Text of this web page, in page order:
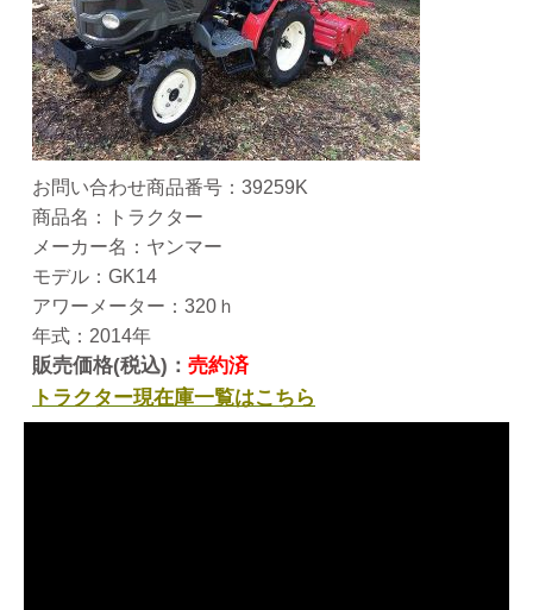
お問い合わせ商品番号：39259K
商品名：トラクター
メーカー名：ヤンマー
モデル：GK14
アワーメーター：320ｈ
年式：2014年
販売価格(税込)： 売約済
トラクター現在庫一覧はこちら